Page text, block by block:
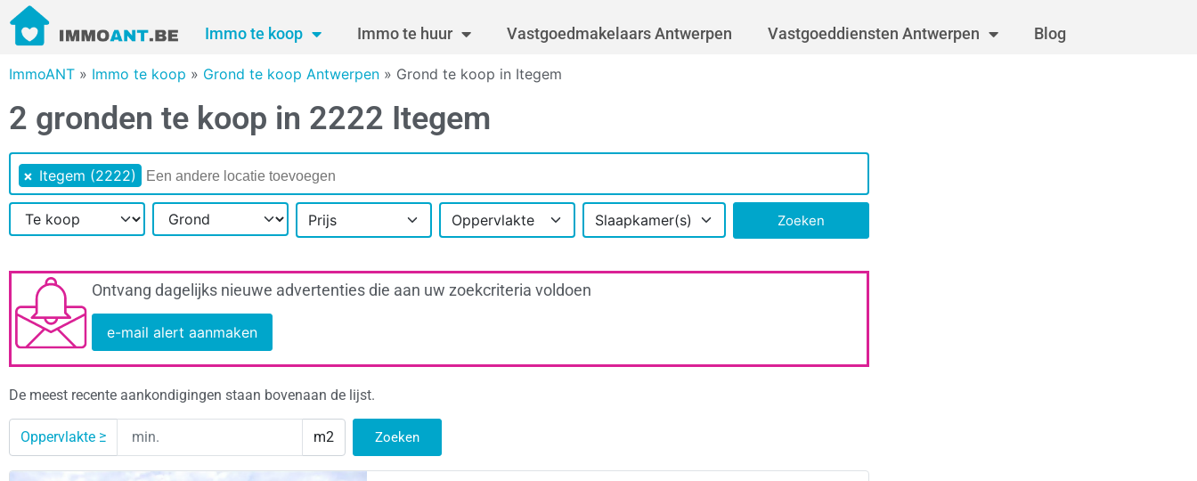
Immo te koop Immo te huur Vastgoedmakelaars Antwerpen Vastgoeddiensten Antwerpen Blog
ImmoANT » Immo te koop » Grond te koop Antwerpen » Grond te koop in Itegem
2 gronden te koop in 2222 Itegem
× Itegem (2222)
Prijs Oppervlakte Slaapkamer(s) Zoeken
Ontvang dagelijks nieuwe advertenties die aan uw zoekcriteria voldoen
e-mail alert aanmaken
De meest recente aankondigingen staan bovenaan de lijst.
Oppervlakte ≥ m2 Zoeken